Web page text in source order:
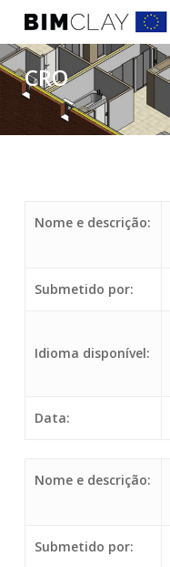
main
contentCRO
Nome e descrição:
Submetido por:
Idioma disponível:
Data:
Nome e descrição:
Submetido por: